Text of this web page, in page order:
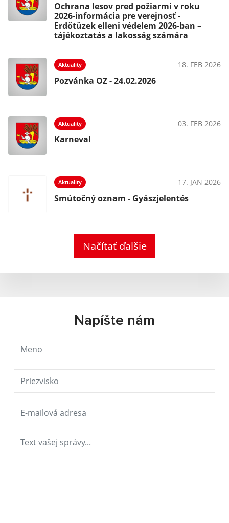
Ochrana lesov pred požiarmi v roku
2026-informácia pre verejnosť -
Erdőtüzek elleni védelem 2026-ban –
tájékoztatás a lakosság számára
Aktuality 18. FEB 2026
Pozvánka OZ - 24.02.2026
Aktuality 03. FEB 2026
Karneval
Aktuality 17. JAN 2026
Smútočný oznam - Gyászjelentés
Načítať ďalšie
Napíšte nám